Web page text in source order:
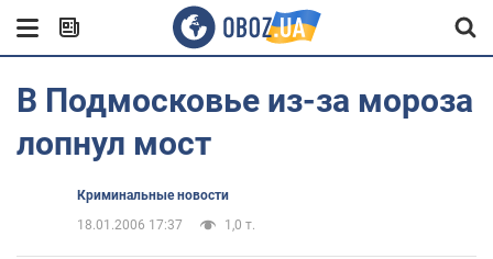
В Подмосковье из-за мороза
лопнул мост
Криминальные новости
18.01.2006 17:37
1,0 т.